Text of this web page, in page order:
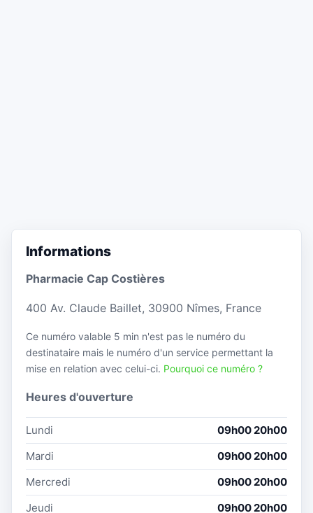
Informations
Pharmacie Cap Costières
400 Av. Claude Baillet, 30900 Nîmes, France
Ce numéro valable 5 min n'est pas le numéro du
destinataire mais le numéro d'un service permettant la
mise en relation avec celui-ci. Pourquoi ce numéro ?
Heures d'ouverture
Lundi
09h00 20h00
Mardi
09h00 20h00
Mercredi
09h00 20h00
Jeudi
09h00 20h00